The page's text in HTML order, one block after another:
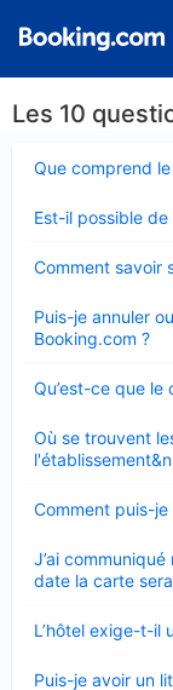
Les 10
Que comprend
fermé
Est-il possible
fermé
Comment savoir
fermé
Puis-je annuler
Booking.com ?
fermé
Qu’est-ce que
fermé
Où se trouvent
fermé
Comment puis-
fermé
J’ai
date la carte
fermé
L’hôtel exige-t-il
fermé
Puis-je avoir un